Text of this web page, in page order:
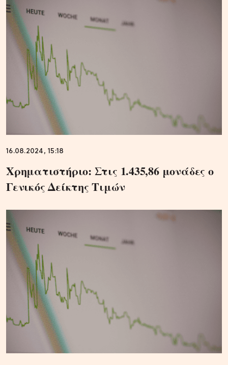
16.08.2024, 15:18
Χρηματιστήριο: Στις 1.435,86 μονάδες ο
Γενικός Δείκτης Τιμών